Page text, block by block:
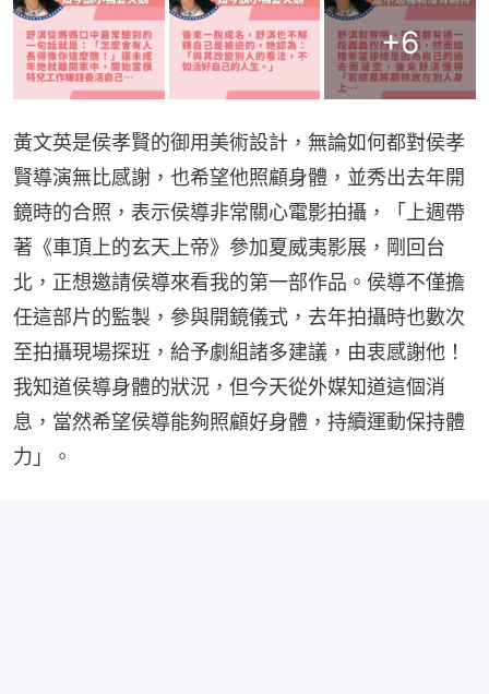
+6
黃文英是侯孝賢的御用美術設計，無論如何都對侯孝
賢導演無比感謝，也希望他照顧身體，並秀出去年開
鏡時的合照，表示侯導非常關心電影拍攝，「上週帶
著《車頂上的玄天上帝》參加夏威夷影展，剛回台
北，正想邀請侯導來看我的第一部作品。侯導不僅擔
任這部片的監製，參與開鏡儀式，去年拍攝時也數次
至拍攝現場探班，給予劇組諸多建議，由衷感謝他！
我知道侯導身體的狀況，但今天從外媒知道這個消
息，當然希望侯導能夠照顧好身體，持續運動保持體
力」。